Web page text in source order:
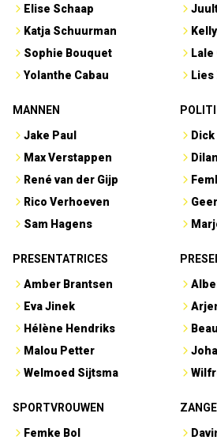
Elise Schaap
Katja Schuurman
Sophie Bouquet
Yolanthe Cabau
Lale
MANNEN
Jake Paul
Max Verstappen
René van der Gijp
Rico Verhoeven
Sam Hagens
PRESENTATRICES
Amber Brantsen
Eva Jinek
Hélène Hendriks
Malou Petter
Welmoed Sijtsma
SPORTVROUWEN
Femke Bol